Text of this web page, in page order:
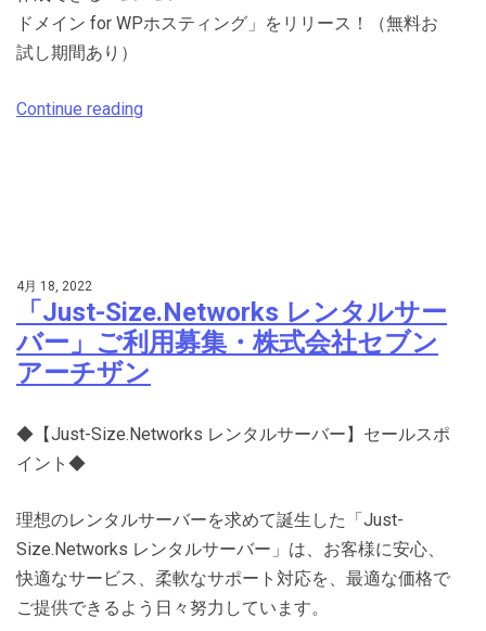
ドメイン for WPホスティング」をリリース！（無料お
試し期間あり）
Continue reading
4月 18, 2022
「Just-Size.Networks レンタルサー
バー」ご利用募集・株式会社セブン
アーチザン
◆【Just-Size.Networks レンタルサーバー】セールスポ
イント◆
理想のレンタルサーバーを求めて誕生した「Just-
Size.Networks レンタルサーバー」は、お客様に安心、
快適なサービス、柔軟なサポート対応を、最適な価格で
ご提供できるよう日々努力しています。